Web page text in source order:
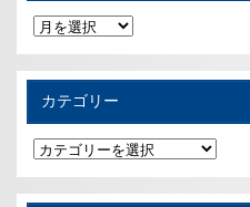
過
去
の
記
カテゴリー
カ
テ
ゴ
リ